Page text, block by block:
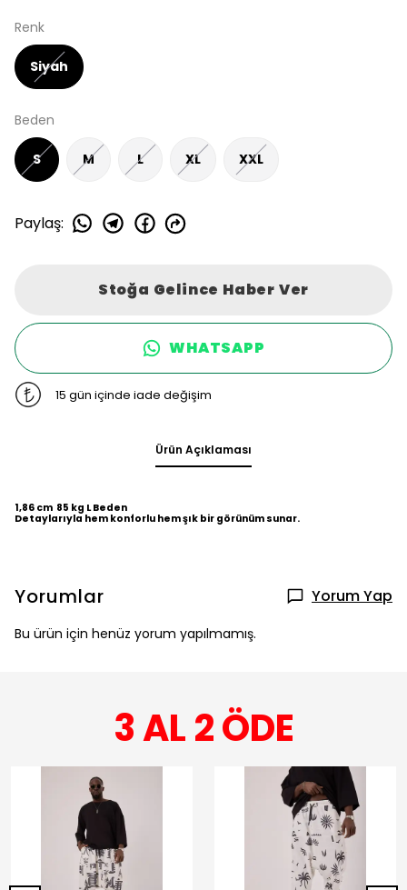
Renk
Siyah
Beden
S M L XL XXL
Paylaş:
Stoğa Gelince Haber Ver
WHATSAPP
15 gün içinde iade değişim
Ürün Açıklaması
1,86 cm 85 kg L Beden
Detaylarıyla hem konforlu hem şık bir görünüm sunar.
Yorumlar Yorum Yap
Bu ürün için henüz yorum yapılmamış.
3 AL 2 ÖDE